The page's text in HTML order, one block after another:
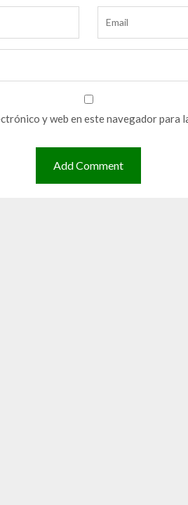
y web en este navegador para